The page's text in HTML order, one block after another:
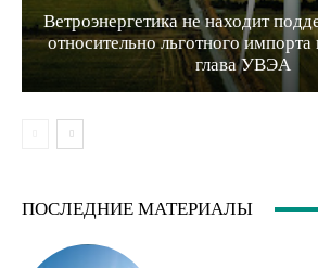
Ветроэнергетика не находит
относительно льготного
глава УВЭА
ПОСЛЕДНИЕ МАТЕРИАЛЫ